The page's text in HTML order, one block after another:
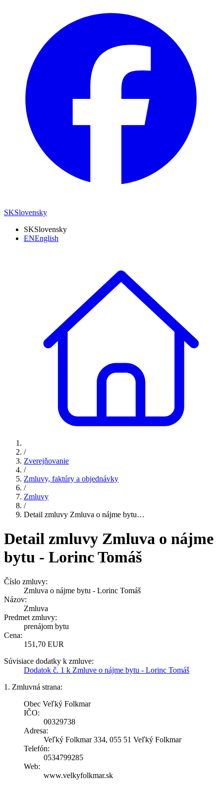
SKSlovensky
SKSlovensky
ENEnglish
/
Zverejňovanie
/
Zmluvy, faktúry a objednávky
/
Zmluvy
/
Detail zmluvy Zmluva o nájme bytu…
Detail zmluvy Zmluva o nájme
bytu - Lorinc Tomáš
Číslo zmluvy:
Zmluva o nájme bytu - Lorinc Tomáš
Názov:
Zmluva
Predmet zmluvy:
prenájom bytu
Cena:
151,70 EUR
Súvisiace dodatky k zmluve:
Dodatok č. 1 k Zmluve o nájme bytu - Lorinc Tomáš
1. Zmluvná strana:
Obec Veľký Folkmar
IČO:
00329738
Adresa:
Veľký Folkmar 334, 055 51 Veľký Folkmar
Telefón:
0534799285
Web:
www.velkyfolkmar.sk